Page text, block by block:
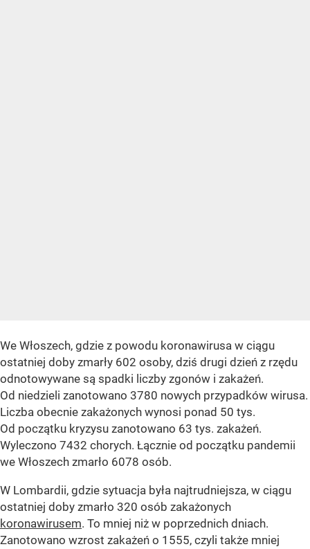
We Włoszech, gdzie z powodu koronawirusa w ciągu
ostatniej doby zmarły 602 osoby, dziś drugi dzień z rzędu
odnotowywane są spadki liczby zgonów i zakażeń.
Od niedzieli zanotowano 3780 nowych przypadków wirusa.
Liczba obecnie zakażonych wynosi ponad 50 tys.
Od początku kryzysu zanotowano 63 tys. zakażeń.
Wyleczono 7432 chorych. Łącznie od początku pandemii
we Włoszech zmarło 6078 osób.
W Lombardii, gdzie sytuacja była najtrudniejsza, w ciągu
ostatniej doby zmarło 320 osób zakażonych
koronawirusem. To mniej niż w poprzednich dniach.
Zanotowano wzrost zakażeń o 1555, czyli także mniej